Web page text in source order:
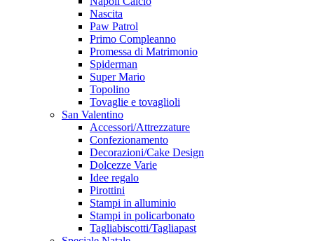
Nascita
Paw Patrol
Primo Compleanno
Promessa di Matrimonio
Spiderman
Super Mario
Topolino
Tovaglie e tovaglioli
San Valentino
Accessori/Attrezzature
Confezionamento
Decorazioni/Cake Design
Dolcezze Varie
Idee regalo
Pirottini
Stampi in alluminio
Stampi in policarbonato
Tagliabiscotti/Tagliapast